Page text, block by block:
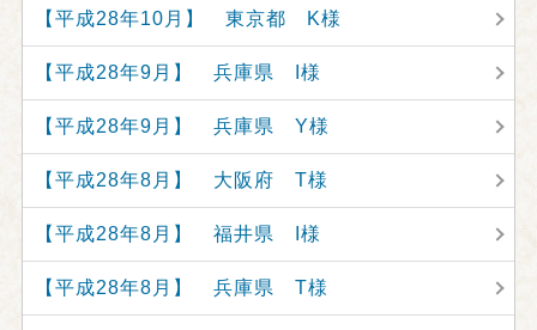
【平成28年10月】 東京都 K様
【平成28年9月】 兵庫県 I様
【平成28年9月】 兵庫県 Y様
【平成28年8月】 大阪府 T様
【平成28年8月】 福井県 I様
【平成28年8月】 兵庫県 T様